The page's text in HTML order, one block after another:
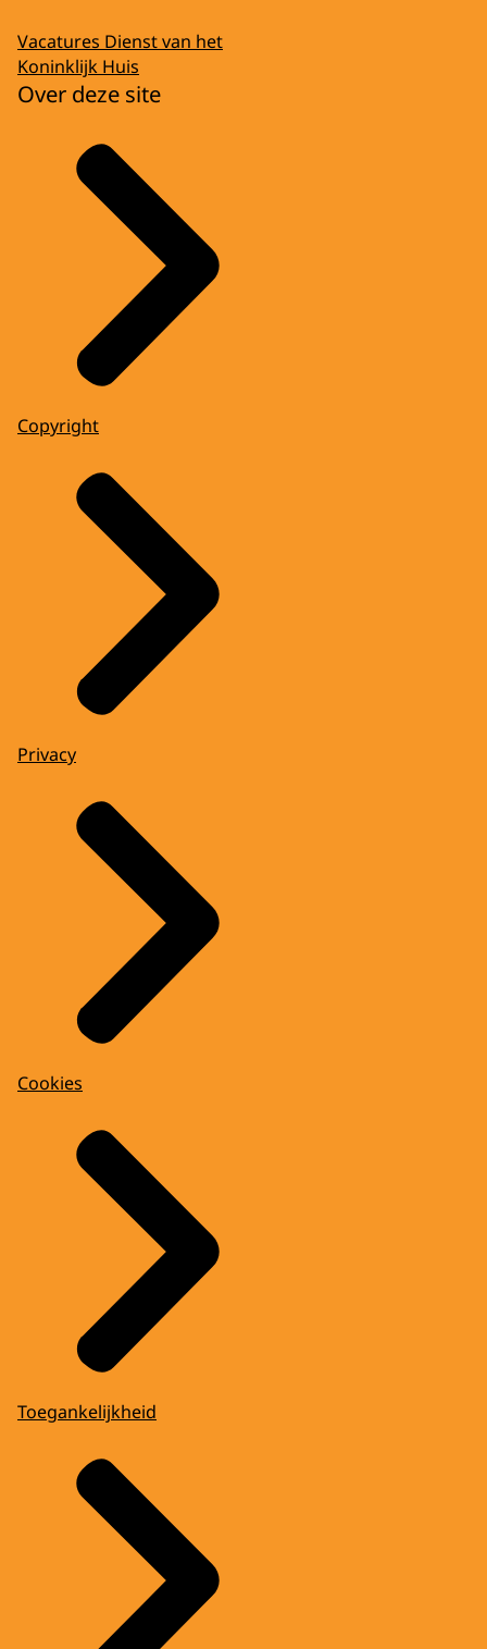
Vacatures Dienst van het
Koninklijk Huis
Over deze site
Copyright
Privacy
Cookies
Toegankelijkheid